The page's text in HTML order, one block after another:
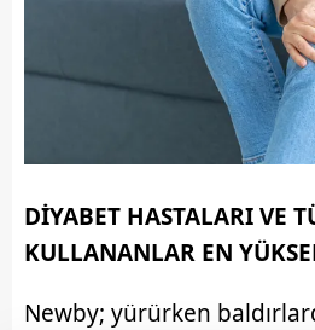
DİYABET HASTALARI VE
KULLANANLAR EN
Newby; yürürken